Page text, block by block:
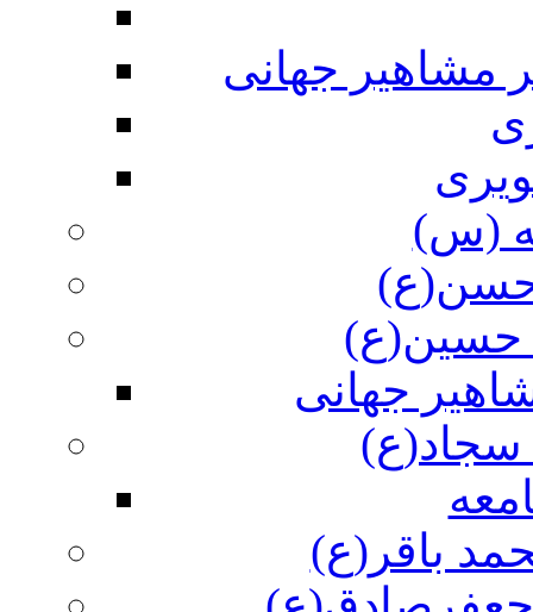
مشاهیر جهانی
(س)
حسن(ع)
حسین(ع)
جهانی
سجاد(ع)
باقر(ع)